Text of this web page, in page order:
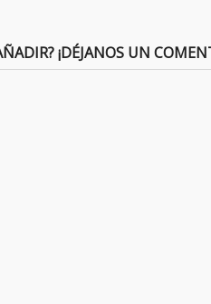
¡DÉJANOS UN